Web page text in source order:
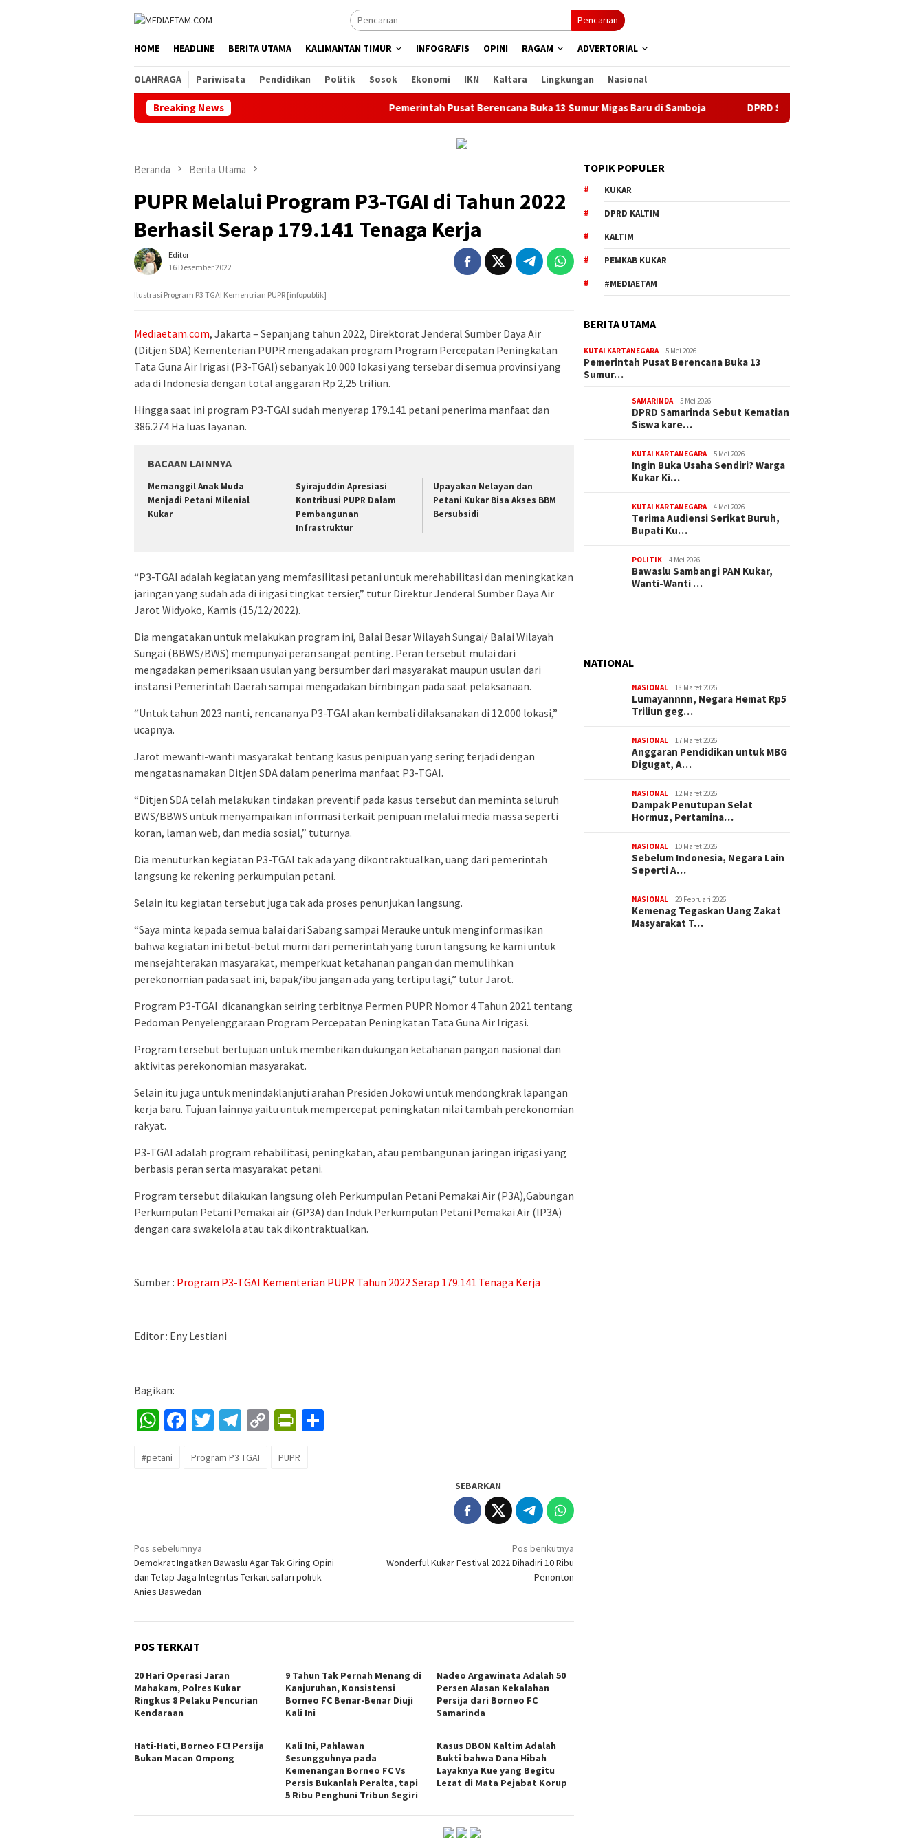
Pencarian
HOME HEADLINE BERITA UTAMA KALIMANTAN TIMUR INFOGRAFIS OPINI RAGAM ADVERTORIAL
OLAHRAGA Pariwisata Pendidikan Politik Sosok Ekonomi IKN Kaltara Lingkungan Nasional
Breaking News Pemerintah Pusat Berencana Buka 13 Sumur Migas Baru di Samboja DPRD Samarinda Sebut Kematian Siswa
Beranda Berita Utama
PUPR Melalui Program P3-TGAI di Tahun 2022
Berhasil Serap 179.141 Tenaga Kerja
Editor
16 Desember 2022
Ilustrasi Program P3 TGAI Kementrian PUPR [infopublik]
Mediaetam.com, Jakarta – Sepanjang tahun 2022, Direktorat Jenderal Sumber Daya Air
(Ditjen SDA) Kementerian PUPR mengadakan program Program Percepatan Peningkatan
Tata Guna Air Irigasi (P3-TGAI) sebanyak 10.000 lokasi yang tersebar di semua provinsi yang
ada di Indonesia dengan total anggaran Rp 2,25 triliun.
Hingga saat ini program P3-TGAI sudah menyerap 179.141 petani penerima manfaat dan
386.274 Ha luas layanan.
BACAAN LAINNYA
Memanggil Anak Muda
Menjadi Petani Milenial
Kukar
Syirajuddin Apresiasi
Kontribusi PUPR Dalam
Pembangunan
Infrastruktur
Upayakan Nelayan dan
Petani Kukar Bisa Akses BBM
Bersubsidi
“P3-TGAI adalah kegiatan yang memfasilitasi petani untuk merehabilitasi dan meningkatkan
jaringan yang sudah ada di irigasi tingkat tersier,” tutur Direktur Jenderal Sumber Daya Air
Jarot Widyoko, Kamis (15/12/2022).
Dia mengatakan untuk melakukan program ini, Balai Besar Wilayah Sungai/ Balai Wilayah
Sungai (BBWS/BWS) mempunyai peran sangat penting. Peran tersebut mulai dari
mengadakan pemeriksaan usulan yang bersumber dari masyarakat maupun usulan dari
instansi Pemerintah Daerah sampai mengadakan bimbingan pada saat pelaksanaan.
“Untuk tahun 2023 nanti, rencananya P3-TGAI akan kembali dilaksanakan di 12.000 lokasi,”
ucapnya.
Jarot mewanti-wanti masyarakat tentang kasus penipuan yang sering terjadi dengan
mengatasnamakan Ditjen SDA dalam penerima manfaat P3-TGAI.
“Ditjen SDA telah melakukan tindakan preventif pada kasus tersebut dan meminta seluruh
BWS/BBWS untuk menyampaikan informasi terkait penipuan melalui media massa seperti
koran, laman web, dan media sosial,” tuturnya.
Dia menuturkan kegiatan P3-TGAI tak ada yang dikontraktualkan, uang dari pemerintah
langsung ke rekening perkumpulan petani.
Selain itu kegiatan tersebut juga tak ada proses penunjukan langsung.
“Saya minta kepada semua balai dari Sabang sampai Merauke untuk menginformasikan
bahwa kegiatan ini betul-betul murni dari pemerintah yang turun langsung ke kami untuk
mensejahterakan masyarakat, memperkuat ketahanan pangan dan memulihkan
perekonomian pada saat ini, bapak/ibu jangan ada yang tertipu lagi,” tutur Jarot.
Program P3-TGAI dicanangkan seiring terbitnya Permen PUPR Nomor 4 Tahun 2021 tentang
Pedoman Penyelenggaraan Program Percepatan Peningkatan Tata Guna Air Irigasi.
Program tersebut bertujuan untuk memberikan dukungan ketahanan pangan nasional dan
aktivitas perekonomian masyarakat.
Selain itu juga untuk menindaklanjuti arahan Presiden Jokowi untuk mendongkrak lapangan
kerja baru. Tujuan lainnya yaitu untuk mempercepat peningkatan nilai tambah perekonomian
rakyat.
P3-TGAI adalah program rehabilitasi, peningkatan, atau pembangunan jaringan irigasi yang
berbasis peran serta masyarakat petani.
Program tersebut dilakukan langsung oleh Perkumpulan Petani Pemakai Air (P3A),Gabungan
Perkumpulan Petani Pemakai air (GP3A) dan Induk Perkumpulan Petani Pemakai Air (IP3A)
dengan cara swakelola atau tak dikontraktualkan.
Sumber : Program P3-TGAI Kementerian PUPR Tahun 2022 Serap 179.141 Tenaga Kerja
Editor : Eny Lestiani
Bagikan:
WhatsApp
Facebook
Twitter
Telegram
CopyPrintFriendly
#petani Program P3 TGAI PUPR
SEBARKAN
Navigasi
pos
Pos sebelumnya
Demokrat Ingatkan Bawaslu Agar Tak Giring Opini
dan Tetap Jaga Integritas Terkait safari politik
Anies Baswedan
Pos berikutnya
Wonderful Kukar Festival 2022 Dihadiri 10 Ribu
Penonton
POS TERKAIT
20 Hari Operasi Jaran
Mahakam, Polres Kukar
Ringkus 8 Pelaku Pencurian
Kendaraan
9 Tahun Tak Pernah Menang di
Kanjuruhan, Konsistensi
Borneo FC Benar-Benar Diuji
Kali Ini
Nadeo Argawinata Adalah 50
Persen Alasan Kekalahan
Persija dari Borneo FC
Samarinda
Hati-Hati, Borneo FC! Persija
Bukan Macan Ompong
Kali Ini, Pahlawan
Sesungguhnya pada
Kemenangan Borneo FC Vs
Persis Bukanlah Peralta, tapi
5 Ribu Penghuni Tribun Segiri
Kasus DBON Kaltim Adalah
Bukti bahwa Dana Hibah
Layaknya Kue yang Begitu
Lezat di Mata Pejabat Korup
TOPIK POPULER
KUKAR
DPRD KALTIM
KALTIM
PEMKAB KUKAR
#MEDIAETAM
BERITA UTAMA
KUTAI KARTANEGARA 5 Mei 2026
Pemerintah Pusat Berencana Buka 13
Sumur…
SAMARINDA 5 Mei 2026
DPRD Samarinda Sebut Kematian
Siswa kare…
KUTAI KARTANEGARA 5 Mei 2026
Ingin Buka Usaha Sendiri? Warga
Kukar Ki…
KUTAI KARTANEGARA 4 Mei 2026
Terima Audiensi Serikat Buruh,
Bupati Ku…
POLITIK 4 Mei 2026
Bawaslu Sambangi PAN Kukar,
Wanti-Wanti …
NATIONAL
NASIONAL 18 Maret 2026
Lumayannnn, Negara Hemat Rp5
Triliun geg…
NASIONAL 17 Maret 2026
Anggaran Pendidikan untuk MBG
Digugat, A…
NASIONAL 12 Maret 2026
Dampak Penutupan Selat
Hormuz, Pertamina…
NASIONAL 10 Maret 2026
Sebelum Indonesia, Negara Lain
Seperti A…
NASIONAL 20 Februari 2026
Kemenag Tegaskan Uang Zakat
Masyarakat T…